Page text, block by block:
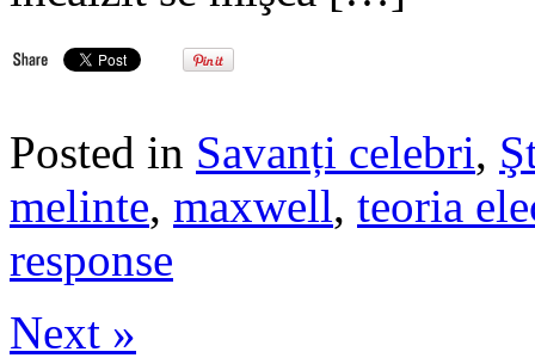
Posted in Savanți celebri,
melinte, maxwell, teoria
response
Next »